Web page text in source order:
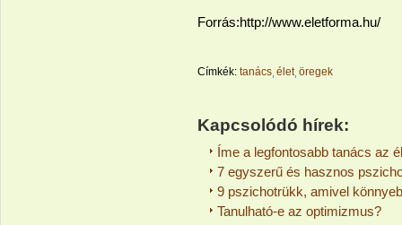
Forrás:http://www.eletforma.hu/
Címkék: tanács élet öregek
Kapcsolódó hírek:
Íme a legfontosabb tanács az
7 egyszerű és hasznos
9 pszichotrükk, amivel
Tanulható-e az optimizmus?